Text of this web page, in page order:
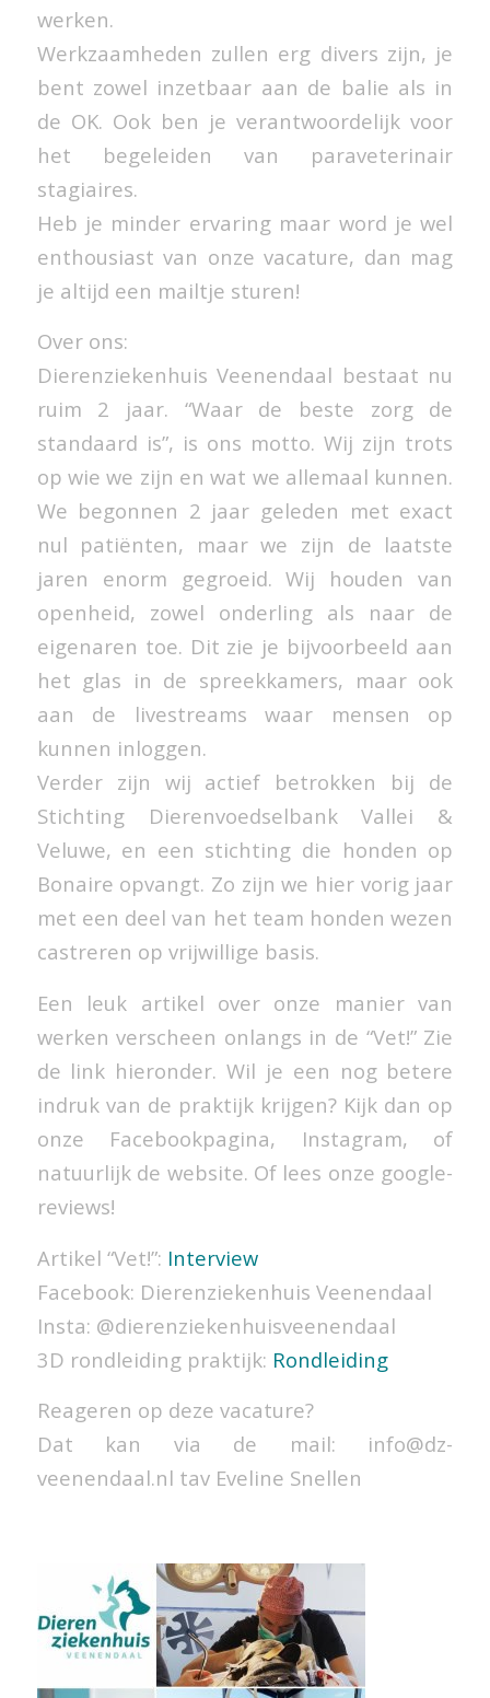
werken.
Werkzaamheden zullen erg divers zijn, je
bent zowel inzetbaar aan de balie als in
de OK. Ook ben je verantwoordelijk voor
het begeleiden van paraveterinair
stagiaires.
Heb je minder ervaring maar word je wel
enthousiast van onze vacature, dan mag
je altijd een mailtje sturen!
Over ons:
Dierenziekenhuis Veenendaal bestaat nu
ruim 2 jaar. “Waar de beste zorg de
standaard is”, is ons motto. Wij zijn trots
op wie we zijn en wat we allemaal kunnen.
We begonnen 2 jaar geleden met exact
nul patiënten, maar we zijn de laatste
jaren enorm gegroeid. Wij houden van
openheid, zowel onderling als naar de
eigenaren toe. Dit zie je bijvoorbeeld aan
het glas in de spreekkamers, maar ook
aan de livestreams waar mensen op
kunnen inloggen.
Verder zijn wij actief betrokken bij de
Stichting Dierenvoedselbank Vallei &
Veluwe, en een stichting die honden op
Bonaire opvangt. Zo zijn we hier vorig jaar
met een deel van het team honden wezen
castreren op vrijwillige basis.
Een leuk artikel over onze manier van
werken verscheen onlangs in de “Vet!” Zie
de link hieronder. Wil je een nog betere
indruk van de praktijk krijgen? Kijk dan op
onze Facebookpagina, Instagram, of
natuurlijk de website. Of lees onze google-
reviews!
Artikel “Vet!”: Interview
Facebook: Dierenziekenhuis Veenendaal
Insta: @dierenziekenhuisveenendaal
3D rondleiding praktijk: Rondleiding
Reageren op deze vacature?
Dat kan via de mail: info@dz-
veenendaal.nl tav Eveline Snellen